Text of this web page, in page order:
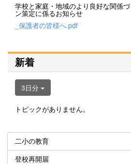
学校と家庭・地域のより良好な関係
ン策定に係るお知らせ
_保護者の皆様へ.pdf
新着
3日分
トピックがありません。
二小の教育
登校再開届